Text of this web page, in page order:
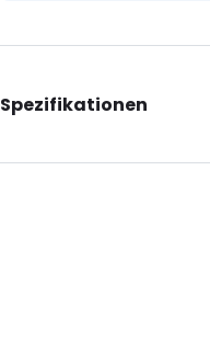
Spezifikationen
Additional information: